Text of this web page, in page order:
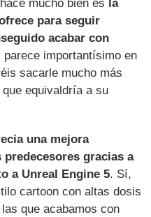
mucho bien es la
para seguir
acabar con
parece importantísimo en
sacarle mucho más
equivaldría a su
una mejora
gracias a
a Unreal Engine 5. Sí,
cartoon con altas dosis
que acabamos con